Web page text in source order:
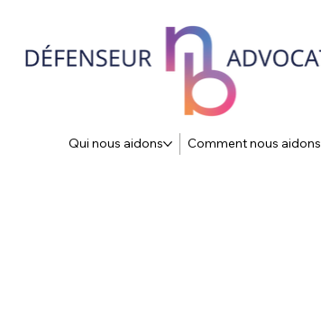
Qui nous aidons Comment nous aidons